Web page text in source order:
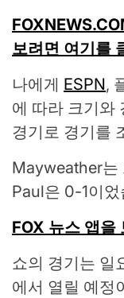
보려면 여기를
나에게 ESPN,
에 따라 크기와
경기로 경기를
Mayweather는
Paul은 0-1이었
FOX 뉴스 앱을
쇼의 경기는 일
에서 열릴 예정